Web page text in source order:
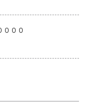
０００